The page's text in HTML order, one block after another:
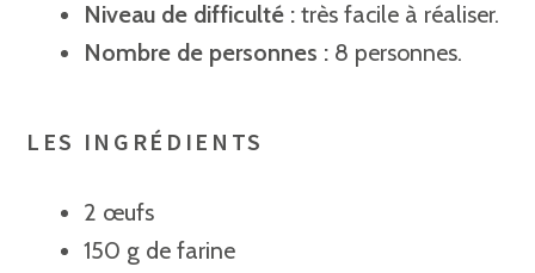
Niveau de difficulté : très facile à réaliser.
Nombre de personnes : 8 personnes.
LES INGRÉDIENTS
2 œufs
150 g de farine